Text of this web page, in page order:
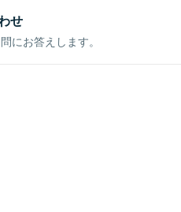
せ
にお答えします。